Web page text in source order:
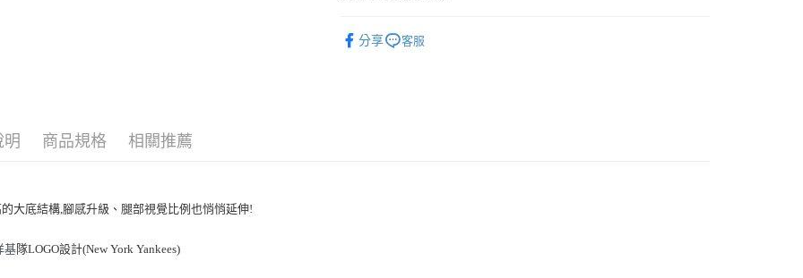
運送方式
分享 客服
明 商品規格 相關推薦
大底結構,腳感升級、腿部視覺比例也悄悄延伸!
基隊LOGO設計(New York Yankees)